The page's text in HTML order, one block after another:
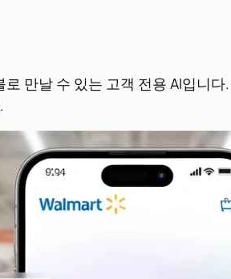
만날 수 있는 고객 전용 AI입니